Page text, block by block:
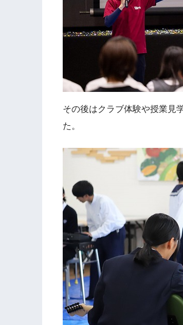
その後はクラブ体験や授業見
た。